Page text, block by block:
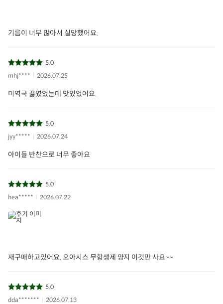
기름이 너무 많아서 실망했어요.
5.0
mhj****
2026.07.25
미역국 끓였었는데 맛있었어요.
5.0
jyy*****
2026.07.24
아이들 반찬으로 너무 좋아요
5.0
hea*****
2026.07.22
재구매하고있어요. 오아시스 무항생제 양지 이것만 사요~~
5.0
dda*******
2026.07.13